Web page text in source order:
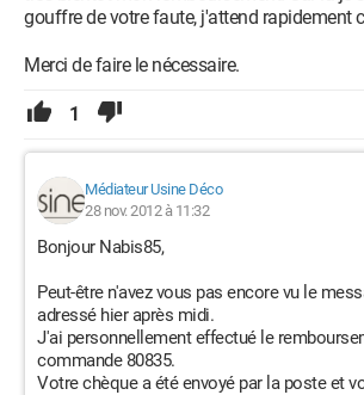
gouffre de votre faute, j'attend rapidement
Merci de faire le nécessaire.
1
Médiateur Usine Déco
28 nov. 2012 à 11:32
Bonjour Nabis85,
Peut-être n'avez vous pas encore vu le
adressé hier après midi.
J'ai personnellement effectué le
commande 80835.
Votre chèque a été envoyé par la poste et